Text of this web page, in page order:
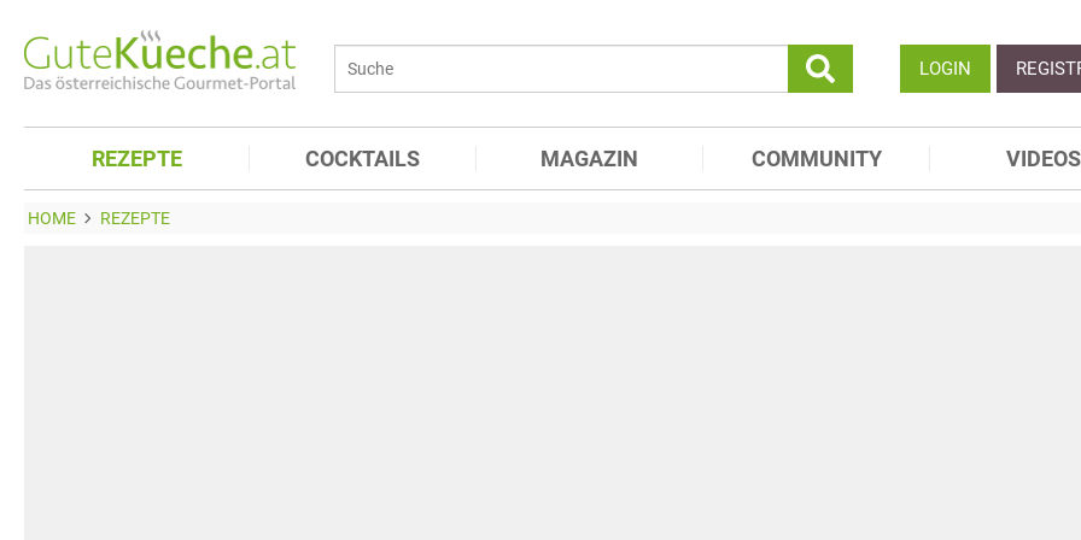
LOGIN
REZEPTE COCKTAILS MAGAZIN COMMUNITY VIDEOS
HOME REZEPTE